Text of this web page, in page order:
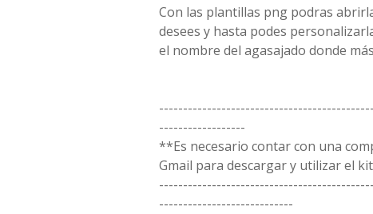
Con las plantillas png podras
desees y hasta podes
el nombre del agasajado donde
------------------
**Es necesario contar con una
Gmail para descargar y utilizar el kit
----------------------------